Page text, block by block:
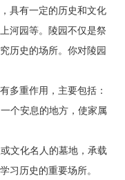
具有一定的历史和文化
河园等。陵园不仅是祭
历史的场所。你对陵园
多重作用，主要包括：
个安息的地方，使家属
文化名人的墓地，承载
习历史的重要场所。